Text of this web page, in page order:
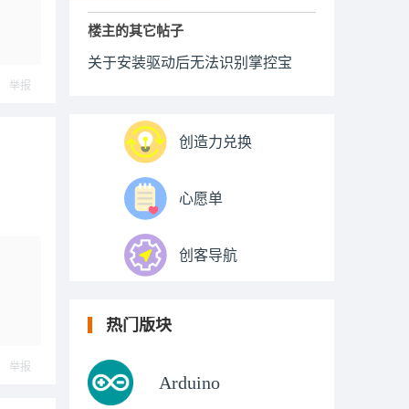
举报
举报
楼主的其它帖子
关于安装驱动后无法识别掌控宝
创造力兑换
心愿单
创客导航
热门版块
Arduino